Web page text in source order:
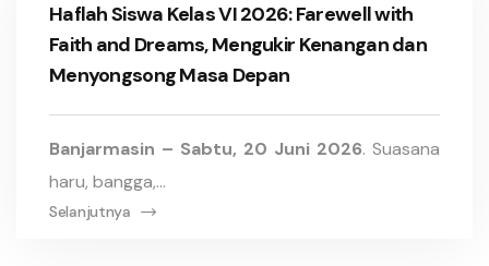
Haflah Siswa Kelas VI 2026: Farewell with
Faith and Dreams, Mengukir Kenangan dan
Menyongsong Masa Depan
Banjarmasin – Sabtu, 20 Juni 2026. Suasana
haru, bangga,...
Selanjutnya